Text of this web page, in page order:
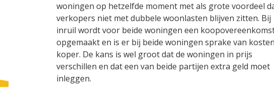
woningen op hetzelfde moment met als grote voordeel
verkopers niet met dubbele woonlasten blijven zitten. Bij
inruil wordt voor beide woningen een
opgemaakt en is er bij beide woningen sprake van kosten
koper. De kans is wel groot dat de woningen in prijs
verschillen en dat een van beide partijen extra geld moet
inleggen.